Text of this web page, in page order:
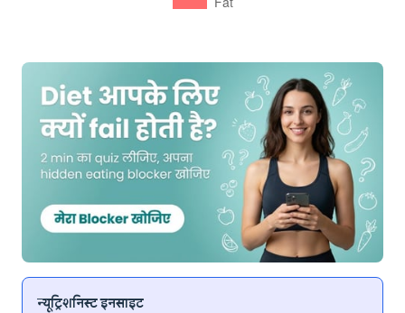
न्यूट्रिशनिस्ट इनसाइट